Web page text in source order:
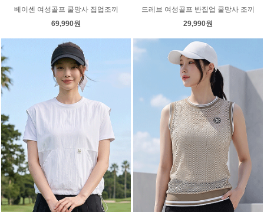
베이센 여성골프 쿨망사 집업조끼
69,990원
드레브 여성골프 반집업 쿨망사 조끼
29,990원